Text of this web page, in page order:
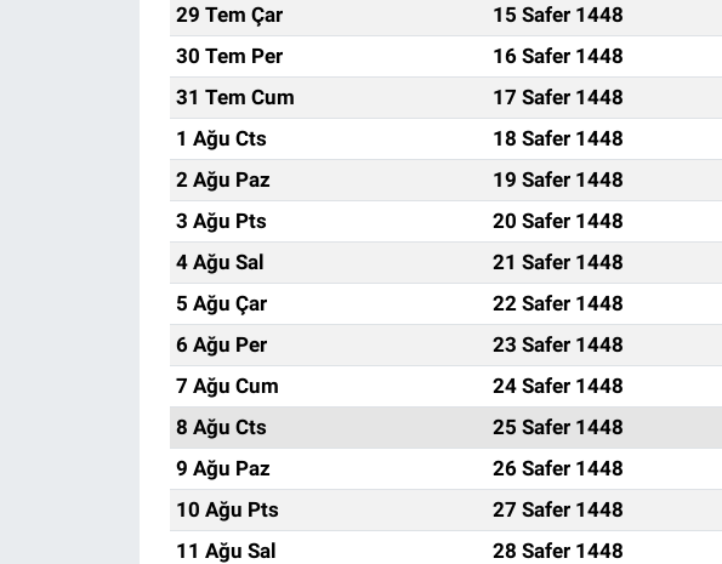
29 Tem Çar
15 Safer 1448
30 Tem Per
16 Safer 1448
31 Tem Cum
17 Safer 1448
1 Ağu Cts
18 Safer 1448
2 Ağu Paz
19 Safer 1448
3 Ağu Pts
20 Safer 1448
4 Ağu Sal
21 Safer 1448
5 Ağu Çar
22 Safer 1448
6 Ağu Per
23 Safer 1448
7 Ağu Cum
24 Safer 1448
8 Ağu Cts
25 Safer 1448
9 Ağu Paz
26 Safer 1448
10 Ağu Pts
27 Safer 1448
11 Ağu Sal
28 Safer 1448